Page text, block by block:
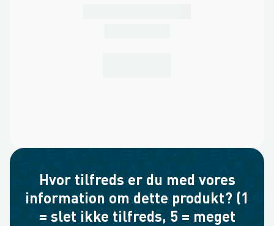
Hvor tilfreds er du med vores
information om dette produkt? (1
= slet ikke tilfreds, 5 = meget